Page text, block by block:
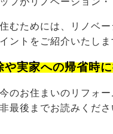
むためには、リノベ
ントをご紹介いたしま
や実家への帰省時
のお住まいのリフォ
最後までお読みくださ